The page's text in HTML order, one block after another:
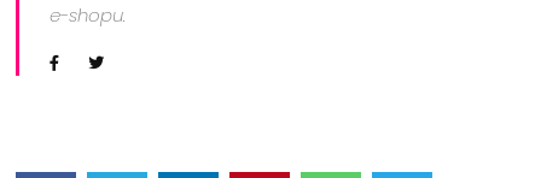
e-shopu.